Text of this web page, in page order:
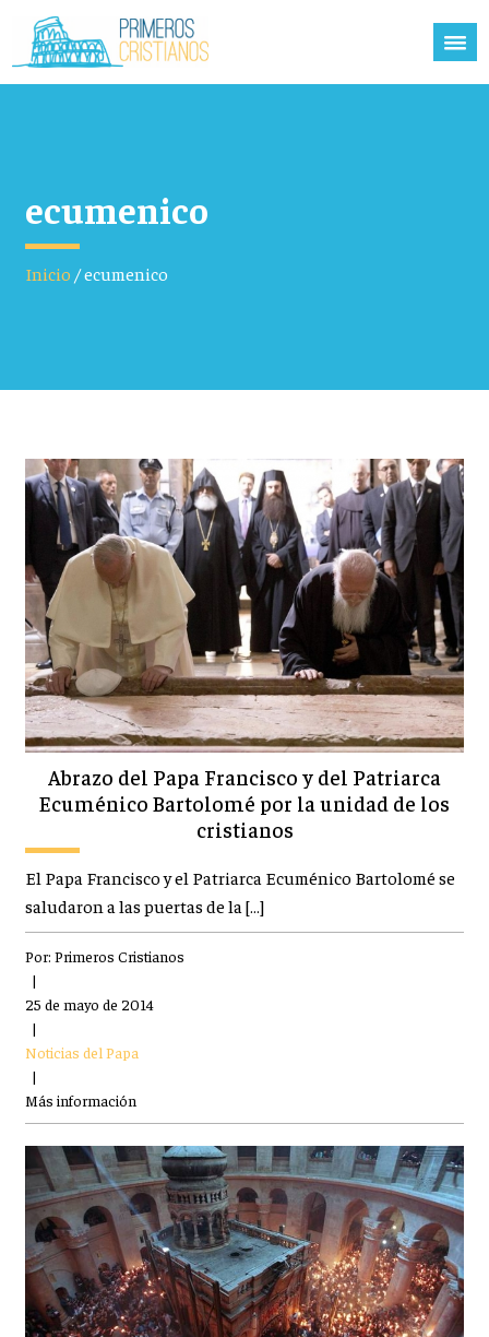
ecumenico
Inicio/ecumenico
Abrazo del Papa Francisco y del Patriarca
Ecuménico Bartolomé por la unidad de los
cristianos
El Papa Francisco y el Patriarca Ecuménico Bartolomé se
saludaron a las puertas de la […]
Por: Primeros Cristianos
|
25 de mayo de 2014
|
Noticias del Papa
|
Más información